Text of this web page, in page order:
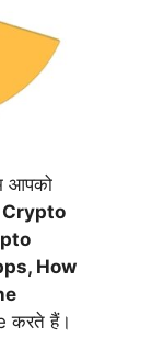
आपको
Crypto
How
करते हैं।